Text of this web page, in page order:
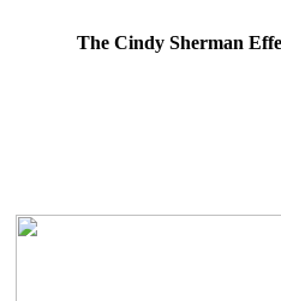
The Cindy Sherman